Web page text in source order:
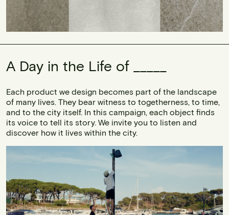
A Day in the Life of _____
Each product we design becomes part of the landscape
of many lives. They bear witness to togetherness, to time,
and to the city itself. In this campaign, each object finds
its voice to tell its story. We invite you to listen and
discover how it lives within the city.